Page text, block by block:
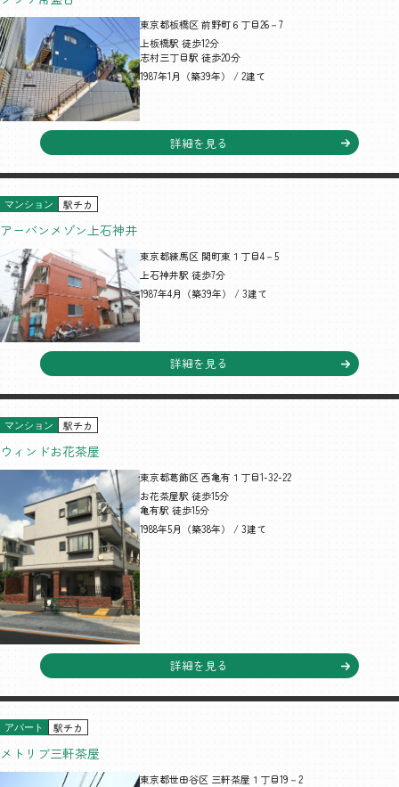
東京都板橋区 前野町６丁目26－7
上板橋駅 徒歩12分
志村三丁目駅 徒歩20分
1987年1月（築39年） / 2建て
詳細を見る
マンション 駅チカ
アーバンメゾン上石神井
東京都練馬区 関町東１丁目4－5
上石神井駅 徒歩7分
1987年4月（築39年） / 3建て
詳細を見る
マンション 駅チカ
ウィンドお花茶屋
東京都葛飾区 西亀有１丁目1-32-22
お花茶屋駅 徒歩15分
亀有駅 徒歩15分
1988年5月（築38年） / 3建て
詳細を見る
アパート 駅チカ
メトリブ三軒茶屋
東京都世田谷区 三軒茶屋１丁目19－2